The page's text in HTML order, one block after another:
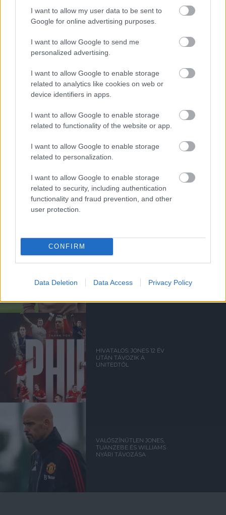
I want to allow my user data to be sent to
Google for online advertising purposes.
I want to allow Google to send me
personalized advertising.
I want to allow Google to enable storage
related to analytics like cookies on web or
device identifiers in apps.
I want to allow Google to enable storage
related to functionality of the website or app.
I want to allow Google to enable storage
related to personalization.
I want to allow Google to enable storage
related to security, including authentication
functionality and fraud prevention, and other
user protection.
CONFIRM
Data Deletion Data Access Privacy Policy
a ManUtdFanatics.hu működését!
Kapcsolódó hírek
PHIL JONES
TEN HAG ÜZENETE JONES-
NAK
PHIL JONES NYÍLT LEVELE A
HIVATALOS: JONES 12 ÉV
UTÁN TÁVOZIK A
UNITEDTŐL
VALÓSZÍNŰTLEN JONES,
TUANZEBE ÉS WILLIAMS
NYÁRI TÁVOZÁSA